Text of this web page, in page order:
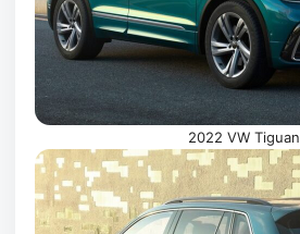
2022 VW Tiguan